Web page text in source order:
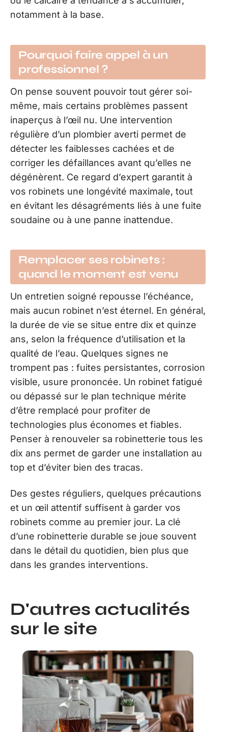
notamment à la base.
Pourquoi faire appel à un
professionnel ?
On pense souvent pouvoir tout gérer soi-
même, mais certains problèmes passent
inaperçus à l’œil nu. Une intervention
régulière d’un plombier averti permet de
détecter les faiblesses cachées et de
corriger les défaillances avant qu’elles ne
dégénèrent. Ce regard d’expert garantit à
vos robinets une longévité maximale, tout
en évitant les désagréments liés à une fuite
soudaine ou à une panne inattendue.
Remplacer ses robinets :
quand le moment est venu
Un entretien soigné repousse l’échéance,
mais aucun robinet n’est éternel. En général,
la durée de vie se situe entre dix et quinze
ans, selon la fréquence d’utilisation et la
qualité de l’eau. Quelques signes ne
trompent pas : fuites persistantes, corrosion
visible, usure prononcée. Un robinet fatigué
ou dépassé sur le plan technique mérite
d’être remplacé pour profiter de
technologies plus économes et fiables.
Penser à renouveler sa robinetterie tous les
dix ans permet de garder une installation au
top et d’éviter bien des tracas.
Des gestes réguliers, quelques précautions
et un œil attentif suffisent à garder vos
robinets comme au premier jour. La clé
d’une robinetterie durable se joue souvent
dans le détail du quotidien, bien plus que
dans les grandes interventions.
D'autres actualités
sur le site